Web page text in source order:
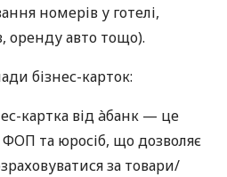
номерів у готелі,
оренду авто тощо).
бізнес-карток:
картка від àбанк — це
та юросіб, що дозволяє
за товари/